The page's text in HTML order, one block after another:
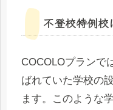
不登校特例校
COCOLOプランで
ばれていた学校の
ます。このような